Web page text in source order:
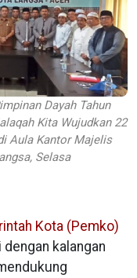
Dayah Tahun
Kita Wujudkan 22
Aula Kantor Majelis
Selasa
Kota (Pemko)
kalangan